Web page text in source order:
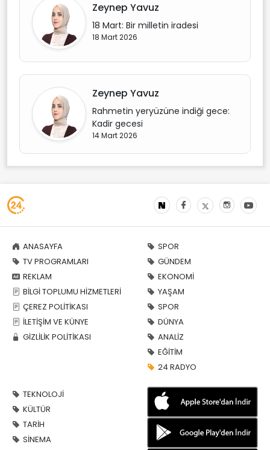
Zeynep Yavuz
18 Mart: Bir milletin iradesi
18 Mart 2026
Zeynep Yavuz
Rahmetin yeryüzüne indiği gece:
Kadir gecesi
14 Mart 2026
ANASAYFA
TV PROGRAMLARI
REKLAM
BİLGİ TOPLUMU HİZMETLERİ
ÇEREZ POLİTİKASI
İLETİŞİM VE KÜNYE
GİZLİLİK POLİTİKASI
SPOR
GÜNDEM
EKONOMİ
YAŞAM
SPOR
DÜNYA
ANALİZ
EĞİTİM
24 RADYO
TEKNOLOJİ
KÜLTÜR
TARİH
SİNEMA